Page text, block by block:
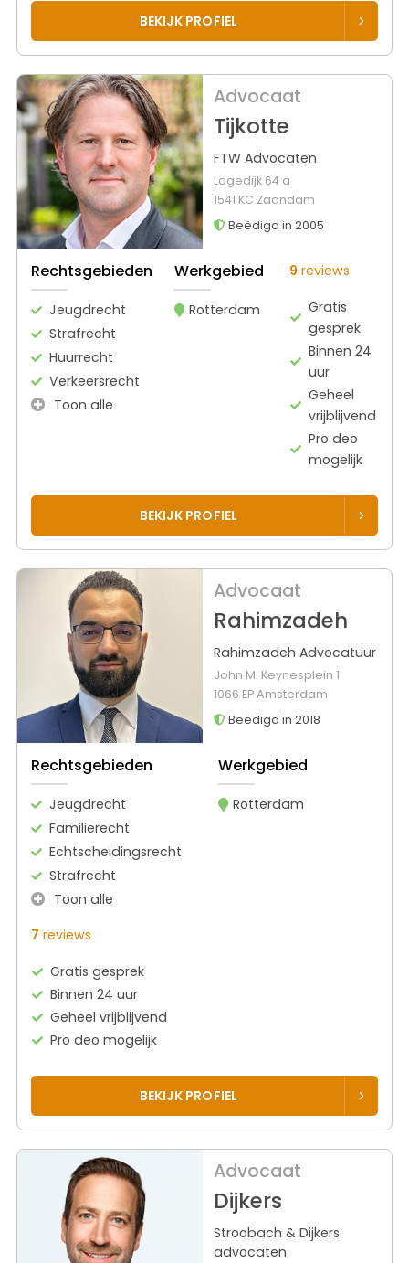
BEKIJK PROFIEL
Advocaat
Tijkotte
FTW Advocaten
Lagedijk 64 a
1541 KC Zaandam
Beëdigd in 2005
Rechtsgebieden
Jeugdrecht
Strafrecht
Huurrecht
Verkeersrecht
Toon alle
Werkgebied
Rotterdam
9 reviews
Gratis
gesprek
Binnen 24
uur
Geheel
vrijblijvend
Pro deo
mogelijk
BEKIJK PROFIEL
Advocaat
Rahimzadeh
Rahimzadeh Advocatuur
John M. Keynesplein 1
1066 EP Amsterdam
Beëdigd in 2018
Rechtsgebieden
Jeugdrecht
Familierecht
Echtscheidingsrecht
Strafrecht
Toon alle
Werkgebied
Rotterdam
7 reviews
Gratis gesprek
Binnen 24 uur
Geheel vrijblijvend
Pro deo mogelijk
BEKIJK PROFIEL
Advocaat
Dijkers
Stroobach & Dijkers
advocaten